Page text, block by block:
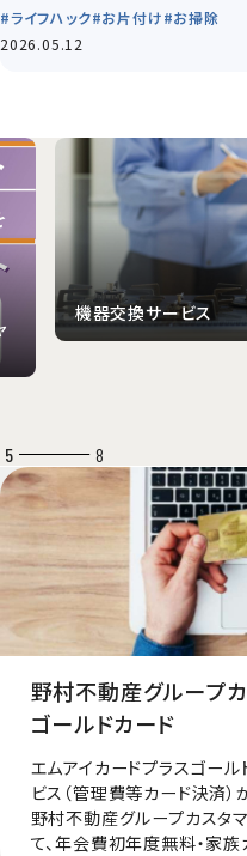
#ライフハック#お片付け#お掃除
2026.05.12
6 8
野村不動産グループ
ゴールドカード
エムアイカードプラスゴー
ビス（管理費等カード決済）
野村不動産グループカスタ
て、年会費初年度無料・家